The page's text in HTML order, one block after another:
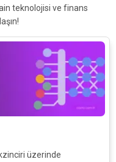
teknolojisi ve finans
üzerinde